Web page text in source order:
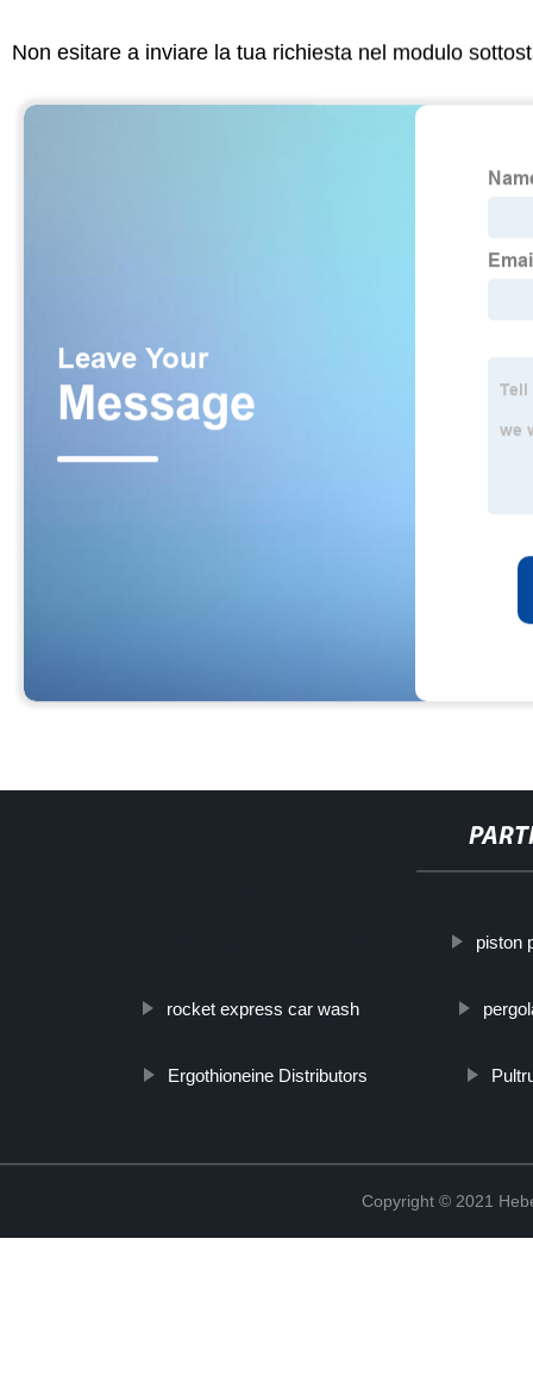
Non esitare a inviare la tua richiesta nel modulo
piston
rocket express car wash
Ergothioneine Distributors
Copyright © 2021